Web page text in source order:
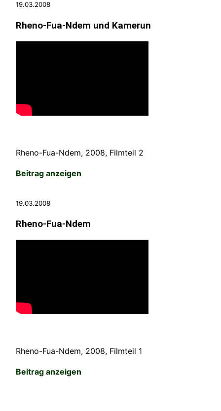
19.03.2008
Rheno-Fua-Ndem und Kamerun
Rheno-Fua-Ndem, 2008, Filmteil 2
Beitrag anzeigen
19.03.2008
Rheno-Fua-Ndem
Rheno-Fua-Ndem, 2008, Filmteil 1
Beitrag anzeigen